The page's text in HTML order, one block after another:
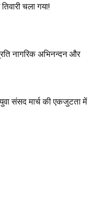
चला गया!
नागरिक अभिनन्दन और
संसद मार्च की एकजुटता में